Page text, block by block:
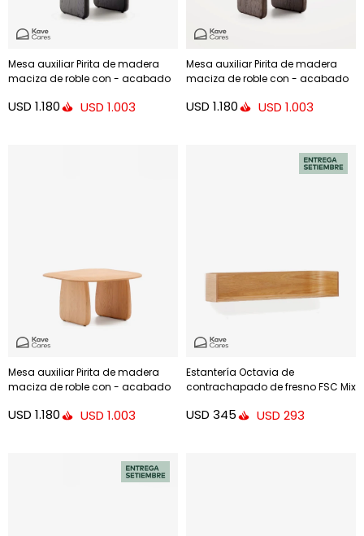
Mesa auxiliar Pirita de madera
maciza de roble con - acabado
USD 1.180 USD 1.003
Mesa auxiliar Pirita de madera
maciza de roble con - acabado
USD 1.180 USD 1.003
Mesa auxiliar Pirita de madera
maciza de roble con - acabado
USD 1.180 USD 1.003
Estantería Octavia de
contrachapado de fresno FSC Mix
USD 345 USD 293